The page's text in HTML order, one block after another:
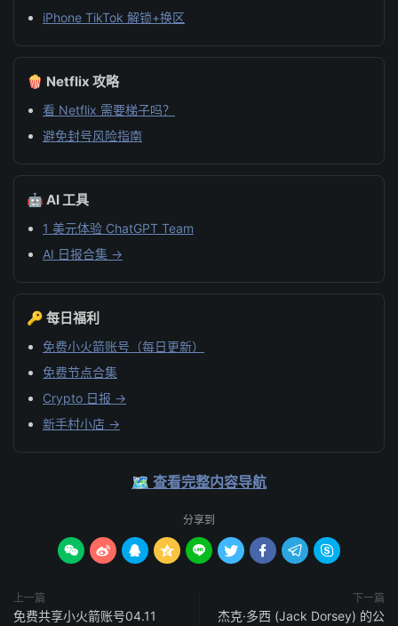
iPhone TikTok 解锁+换区
🍿 Netflix 攻略
看 Netflix 需要梯子吗？
避免封号风险指南
🤖 AI 工具
1 美元体验 ChatGPT Team
AI 日报合集 →
🔑 每日福利
免费小火箭账号（每日更新）
免费节点合集
Crypto 日报 →
新手村小店 →
🗺️ 查看完整内容导航
分享到
        
上一篇
免费共享小火箭账号04.11
下一篇
杰克·多西 (Jack Dorsey) 的公